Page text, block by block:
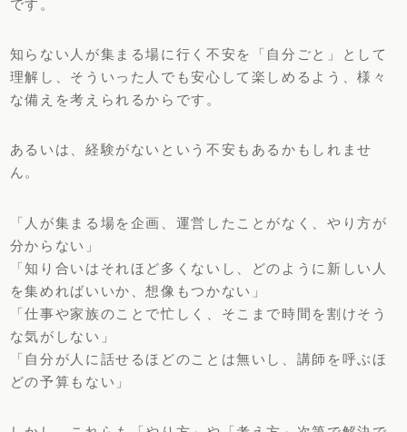
です。
知らない人が集まる場に行く不安を「自分ごと」として
理解し、そういった人でも安心して楽しめるよう、様々
な備えを考えられるからです。
あるいは、経験がないという不安もあるかもしれませ
ん。
「人が集まる場を企画、運営したことがなく、やり方が
分からない」
「知り合いはそれほど多くないし、どのように新しい人
を集めればいいか、想像もつかない」
「仕事や家族のことで忙しく、そこまで時間を割けそう
な気がしない」
「自分が人に話せるほどのことは無いし、講師を呼ぶほ
どの予算もない」